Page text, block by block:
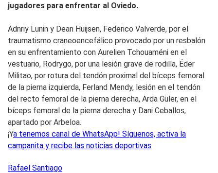
jugadores para enfrentar al Oviedo.
Adnriy Lunin y Dean Huijsen, Federico Valverde, por el
traumatismo craneoencefálico provocado por un resbalón
en su enfrentamiento con Aurelien Tchouaméni en el
vestuario, Rodrygo, por una lesión grave de rodilla, Éder
Militao, por rotura del tendón proximal del bíceps femoral
de la pierna izquierda, Ferland Mendy, lesión en el tendón
del recto femoral de la pierna derecha, Arda Güler, en el
bíceps femoral de la pierna derecha y Dani Ceballos,
apartado por Arbeloa.
¡Ya tenemos canal de WhatsApp! Síguenos, activa la
campanita y recibe las noticias deportivas
Rafael Santiago